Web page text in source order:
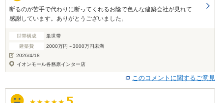
断るのが苦手で代わりに断ってくれるお陰で色んな建築会社が見れて
感謝しています。ありがとうございました。
世帯構成
単世帯
建築費
2000万円～3000万円未満
2026/4/18
イオンモール各務原インター店
このコメントに関するご意見